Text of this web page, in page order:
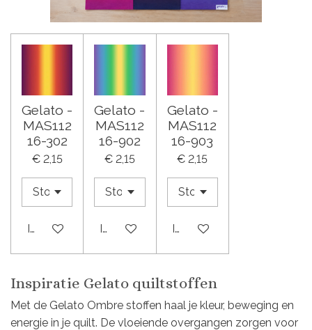
Gelato -
MAS112
16-302
€ 2,15
In winkelwagen
Gelato -
MAS112
16-902
€ 2,15
In winkelwagen
Gelato -
MAS112
16-903
€ 2,15
In winkelwagen
Inspiratie Gelato quiltstoffen
Met de Gelato Ombre stoffen haal je kleur, beweging en
energie in je quilt. De vloeiende overgangen zorgen voor